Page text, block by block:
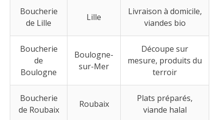
Boucherie
de Lille
Lille
Livraison à domicile,
viandes bio
Boucherie
de
Boulogne
Boulogne-
sur-Mer
Découpe sur
mesure, produits du
terroir
Boucherie
de Roubaix
Roubaix
Plats préparés,
viande halal